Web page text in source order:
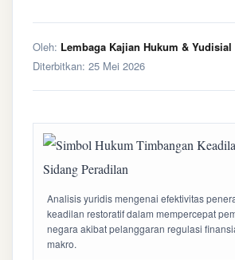
Oleh: Lembaga Kajian Hukum & Yudisial
Diterbitkan: 25 Mei 2026
Analisis yuridis mengenai efektivitas
keadilan restoratif dalam mempercepat
negara akibat pelanggaran regulasi
makro.